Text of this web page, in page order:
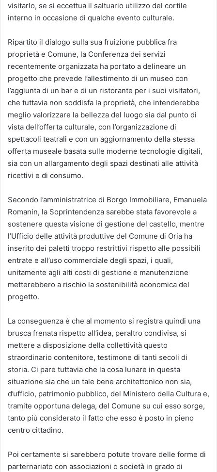
visitarlo, se si eccettua il saltuario utilizzo del cortile
interno in occasione di qualche evento culturale.
Ripartito il dialogo sulla sua fruizione pubblica fra
proprietà e Comune, la Conferenza dei servizi
recentemente organizzata ha portato a delineare un
progetto che prevede l’allestimento di un museo con
l’aggiunta di un bar e di un ristorante per i suoi visitatori,
che tuttavia non soddisfa la proprietà, che intenderebbe
meglio valorizzare la bellezza del luogo sia dal punto di
vista dell’offerta culturale, con l’organizzazione di
spettacoli teatrali e con un aggiornamento della stessa
offerta museale basata sulle moderne tecnologie digitali,
sia con un allargamento degli spazi destinati alle attività
ricettivi e di consumo.
Secondo l’amministratrice di Borgo Immobiliare, Emanuela
Romanin, la Soprintendenza sarebbe stata favorevole a
sostenere questa visione di gestione del castello, mentre
l’Ufficio delle attività produttive del Comune di Oria ha
inserito dei paletti troppo restrittivi rispetto alle possibili
entrate e all’uso commerciale degli spazi, i quali,
unitamente agli alti costi di gestione e manutenzione
metterebbero a rischio la sostenibilità economica del
progetto.
La conseguenza è che al momento si registra quindi una
brusca frenata rispetto all’idea, peraltro condivisa, si
mettere a disposizione della collettività questo
straordinario contenitore, testimone di tanti secoli di
storia. Ci pare tuttavia che la cosa lunare in questa
situazione sia che un tale bene architettonico non sia,
d’ufficio, patrimonio pubblico, del Ministero della Cultura e,
tramite opportuna delega, del Comune su cui esso sorge,
tanto più considerato il fatto che esso è posto in pieno
centro cittadino.
Poi certamente si sarebbero potute trovare delle forme di
parternariato con associazioni o società in grado di